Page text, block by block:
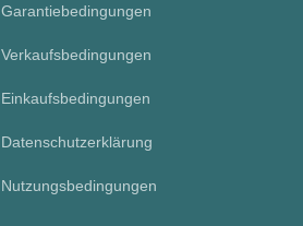
Garantiebedingungen
Verkaufsbedingungen
Einkaufsbedingungen
Datenschutzerklärung
Nutzungsbedingungen